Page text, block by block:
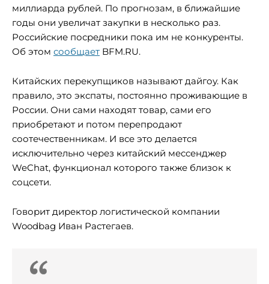
миллиарда рублей. По прогнозам, в ближайшие
годы они увеличат закупки в несколько раз.
Российские посредники пока им не конкуренты.
Об этом сообщает BFM.RU.
Китайских перекупщиков называют дайгоу. Как
правило, это экспаты, постоянно проживающие в
России. Они сами находят товар, сами его
приобретают и потом перепродают
соотечественникам. И все это делается
исключительно через китайский мессенджер
WeChat, функционал которого также близок к
соцсети.
Говорит директор логистической компании
Woodbag Иван Растегаев.